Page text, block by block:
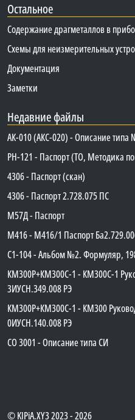
Остальное
Содержание драгметаллов в
Схемы для неизмерительных
Документация
Заметки
Недавние файлы
АК-010 (АКС-020) - Описание типа
PH-121 - Паспорт (ТО, Методика
4306 - Паспорт (скан)
4306 - Паспорт 2.728.075 ПС
М57Д - Паспорт
М416 - М416/1 Паспорт
C1-104 - Альбом №2. Формуляр,
КМ300Р+КМ300С-1 - КМ300C-1
3ИУСН.349.008 РЭ
КМ300Р+КМ300С-1 - КМ300
0ИУСН.140.008 РЭ
СО 3001 - Описание типа СИ
©KIPiA.XY32023 - 2026